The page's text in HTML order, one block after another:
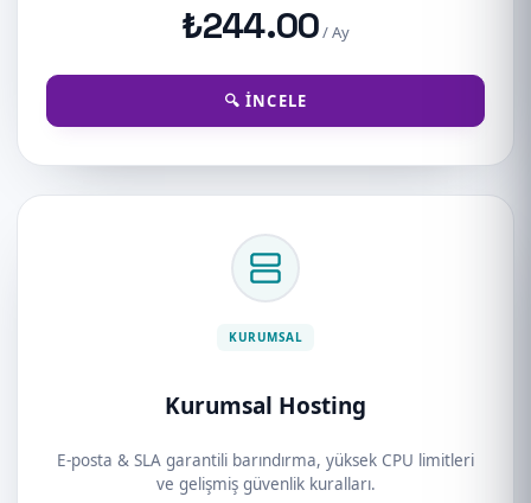
₺244.00/ Ay
🔍 İNCELE
KURUMSAL
Kurumsal Hosting
E-posta & SLA garantili barındırma, yüksek CPU limitleri
ve gelişmiş güvenlik kuralları.